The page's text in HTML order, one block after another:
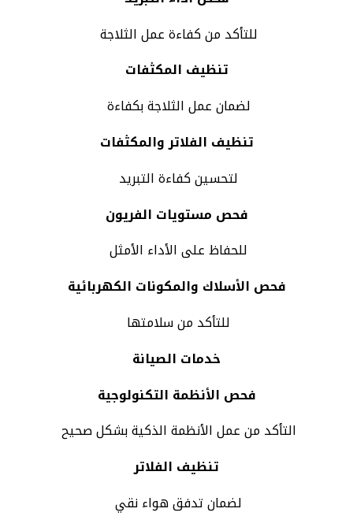
للتأكد من كفاءة عمل الثلاجة
تنظيف المكثفات
لضمان عمل الثلاجة بكفاءة
تنظيف الفلاتر والمكثفات
لتحسين كفاءة التبريد
فحص مستويات الفريون
للحفاظ على الأداء الأمثل
فحص الأسلاك والمكونات الكهربائية
للتأكد من سلامتها
خدمات الصيانة
فحص الأنظمة التكنولوجية
التأكد من عمل الأنظمة الذكية بشكل صحيح
تنظيف الفلاتر
لضمان تدفق هواء نقي